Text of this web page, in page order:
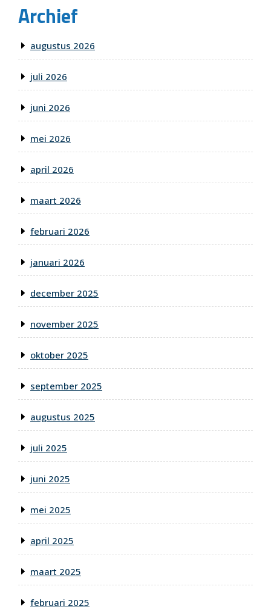
Archief
augustus 2026
juli 2026
juni 2026
mei 2026
april 2026
maart 2026
februari 2026
januari 2026
december 2025
november 2025
oktober 2025
september 2025
augustus 2025
juli 2025
juni 2025
mei 2025
april 2025
maart 2025
februari 2025